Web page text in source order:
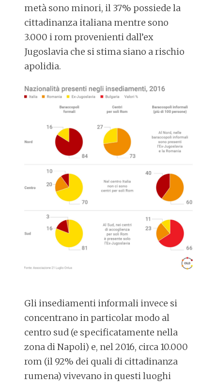
metà sono minori, il 37% possiede la
cittadinanza italiana mentre sono
3.000 i rom provenienti dall’ex
Jugoslavia che si stima siano a rischio
apolidia.
Gli insediamenti informali invece si
concentrano in particolar modo al
centro sud (e specificatamente nella
zona di Napoli) e, nel 2016, circa 10.000
rom (il 92% dei quali di cittadinanza
rumena) vivevano in questi luoghi